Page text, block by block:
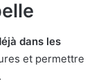
dans les
et permettre